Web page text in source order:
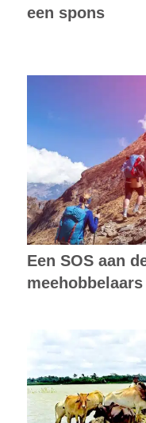
een spons
Een SOS aan